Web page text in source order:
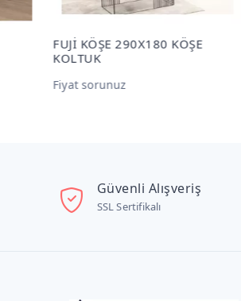
MOSTAR KÖŞE KOLTUK
Güvenli Alışveriş
SSL Sertifikalı